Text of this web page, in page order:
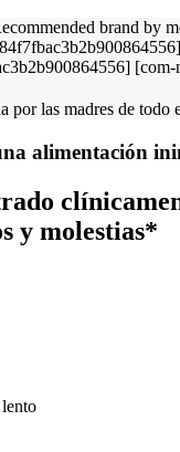
por las madres de todo
alimentación
y molestias*